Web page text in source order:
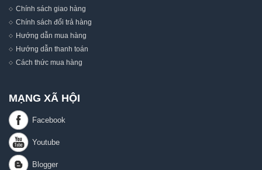
Chính sách giao hàng
Chính sách đổi trả hàng
Hướng dẫn mua hàng
Hướng dẫn thanh toán
Cách thức mua hàng
MẠNG XÃ HỘI